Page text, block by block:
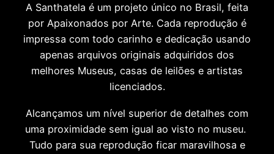
A Santhatela é um projeto único no Brasil, feita
por Apaixonados por Arte. Cada reprodução é
impressa com todo carinho e dedicação usando
apenas arquivos originais adquiridos dos
melhores Museus, casas de leilões e artistas
licenciados.
Alcançamos um nível superior de detalhes com
uma proximidade sem igual ao visto no museu.
Tudo para sua reprodução ficar maravilhosa e